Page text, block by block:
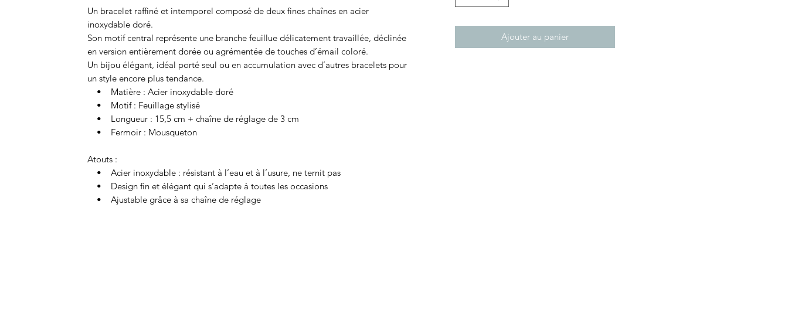
Un bracelet raffiné et intemporel composé de deux fines chaînes en acier
inoxydable doré.
Son motif central représente une branche feuillue délicatement travaillée, déclinée
en version entièrement dorée ou agrémentée de touches d’émail coloré.
Un bijou élégant, idéal porté seul ou en accumulation avec d’autres bracelets pour
un style encore plus tendance.
• Matière : Acier inoxydable doré
• Motif : Feuillage stylisé
• Longueur : 15,5 cm + chaîne de réglage de 3 cm
• Fermoir : Mousqueton
Atouts :
• Acier inoxydable : résistant à l’eau et à l’usure, ne ternit pas
• Design fin et élégant qui s’adapte à toutes les occasions
• Ajustable grâce à sa chaîne de réglage
Ajouter au panier